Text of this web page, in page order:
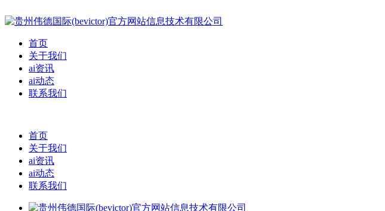
首页
关于我们
ai资讯
ai动态
联系我们
首页
关于我们
ai资讯
ai动态
联系我们